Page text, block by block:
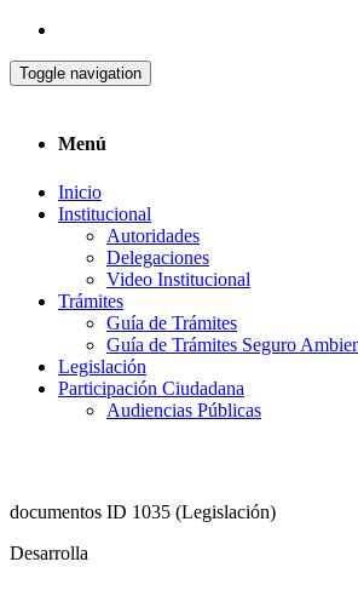
Toggle navigation
Menú
Inicio
Institucional
Autoridades
Delegaciones
Video Institucional
Trámites
Guía de Trámites
Guía de Trámites Seguro
Legislación
Participación Ciudadana
Audiencias Públicas
documentos ID 1035 (Legislación)
Desarrolla